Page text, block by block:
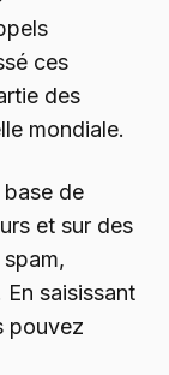
ces
des
mondiale.
de
et sur des
saisissant
pouvez